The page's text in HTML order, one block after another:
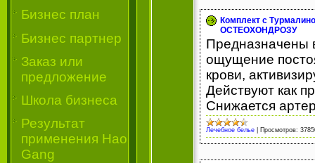
Бизнес план
Бизнес партнер
Заказ или
предложение
Школа бизнеса
Результат
применения Hao
Gang
Комплект с
ОСТЕОХОНДРОЗУ
Предназначены
ощущение
крови,
Действуют как
Снижается
Лечебное белье Просмотров: